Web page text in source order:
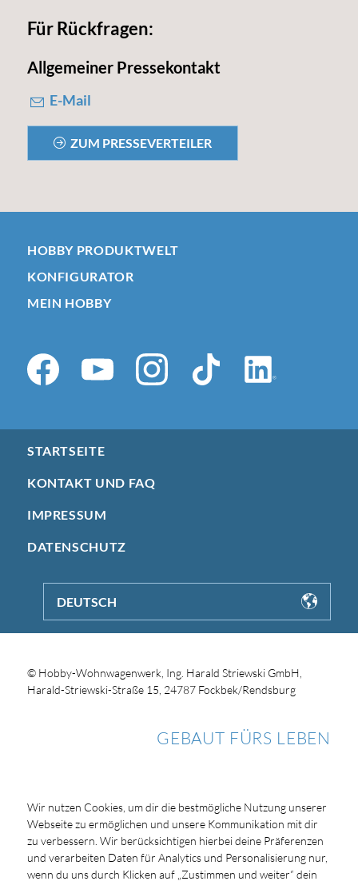
Für Rückfragen:
Allgemeiner Pressekontakt
E-Mail
ZUM PRESSEVERTEILER
HOBBY PRODUKTWELT
KONFIGURATOR
MEIN HOBBY
STARTSEITE
KONTAKT UND FAQ
IMPRESSUM
DATENSCHUTZ
DEUTSCH
© Hobby-Wohnwagenwerk, Ing. Harald Striewski GmbH,
Harald-Striewski-Straße 15, 24787 Fockbek/Rendsburg
GEBAUT FÜRS LEBEN
Wir nutzen Cookies, um dir die bestmögliche Nutzung unserer
Webseite zu ermöglichen und unsere Kommunikation mit dir
zu verbessern. Wir berücksichtigen hierbei deine Präferenzen
und verarbeiten Daten für Analytics und Personalisierung nur,
wenn du uns durch Klicken auf „Zustimmen und weiter“ dein